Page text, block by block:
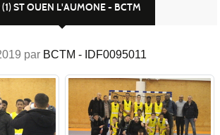
(1) ST OUEN L'AUMONE - BCTM
par BCTM - IDF0095011